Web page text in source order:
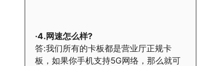
·4.网速怎么样?
答:我们所有的卡板都是营业厅正规卡
板，如果你手机支持5G网络，那么就可